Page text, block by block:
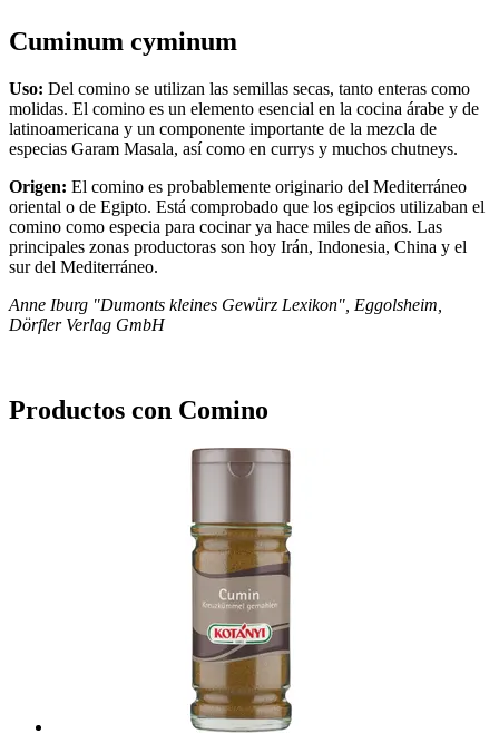
Cuminum cyminum
Uso: Del comino se utilizan las semillas secas, tanto enteras como
molidas. El comino es un elemento esencial en la cocina árabe y de
latinoamericana y un componente importante de la mezcla de
especias Garam Masala, así como en currys y muchos chutneys.
Origen: El comino es probablemente originario del Mediterráneo
oriental o de Egipto. Está comprobado que los egipcios utilizaban el
comino como especia para cocinar ya hace miles de años. Las
principales zonas productoras son hoy Irán, Indonesia, China y el
sur del Mediterráneo.
Anne Iburg "Dumonts kleines Gewürz Lexikon", Eggolsheim,
Dörfler Verlag GmbH
Productos con Comino